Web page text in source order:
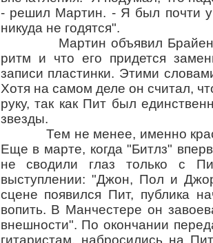
- решил Мартин. - Я был почти
никуда не годятся".
Мартин объявил Брайену
ритм и что его придется
записи пластинки. Этими
Хотя на самом деле он считал,
руку, так как Пит был
звезды.
Тем не менее, именно
Еще в марте, когда "Битлз"
не сводили глаз только с
выступлении: "Джон, Пол и
сцене появился Пит, публика
вопить. В Манчестере он
внешности". По окончании
гитаристам, набросились на